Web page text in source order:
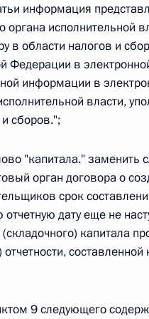
г. № 251-ФЗ
Федерации и
г. № 264-ФЗ
закона «Об актах
13 статьи 3 Федерального
состояния“
г. № 270-ФЗ
информация
исполнительной
в области налогов и
Федерации в
информации в
власти,
сборов.";
"капитала." заменить
орган договора о
срок
дату еще не
капитала
9 следующего